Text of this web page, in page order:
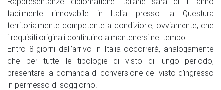
facilmente rinnovabile in Italia presso la Questura
territorialmente competente a condizione, ovviamente, che
i requisiti originali continuino a mantenersi nel tempo.
Entro 8 giorni dall’arrivo in Italia occorrerà, analogamente
che per tutte le tipologie di visto di lungo periodo,
presentare la domanda di conversione del visto d’ingresso
in permesso di soggiorno.